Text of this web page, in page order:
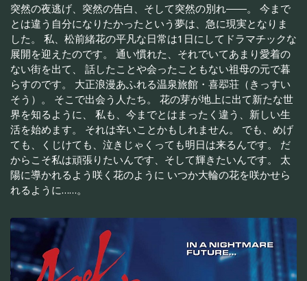
突然の夜逃げ、突然の告白、そして突然の別れ――。 今まで
とは違う自分になりたかったという夢は、急に現実となりま
した。 私、松前緒花の平凡な日常は1日にしてドラマチックな
展開を迎えたのです。 通い慣れた、それでいてあまり愛着の
ない街を出て、 話したことや会ったこともない祖母の元で暮
らすのです。 大正浪漫あふれる温泉旅館・喜翆荘（きっすい
そう）。 そこで出会う人たち。 花の芽が地上に出て新たな世
界を知るように、 私も、今までとはまったく違う、新しい生
活を始めます。 それは辛いことかもしれません。 でも、めげ
ても、くじけても、泣きじゃくっても明日は来るんです。 だ
からこそ私は頑張りたいんです、そして輝きたいんです。 太
陽に導かれるよう咲く花のように いつか大輪の花を咲かせら
れるように……。